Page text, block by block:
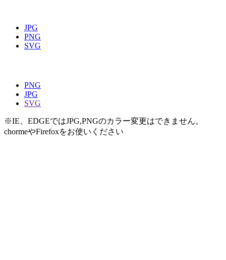
JPG
PNG
SVG
PNG
JPG
SVG
※IE、EDGEではJPG,PNGのカラー変更はできません。
chormeやFirefoxをお使いください